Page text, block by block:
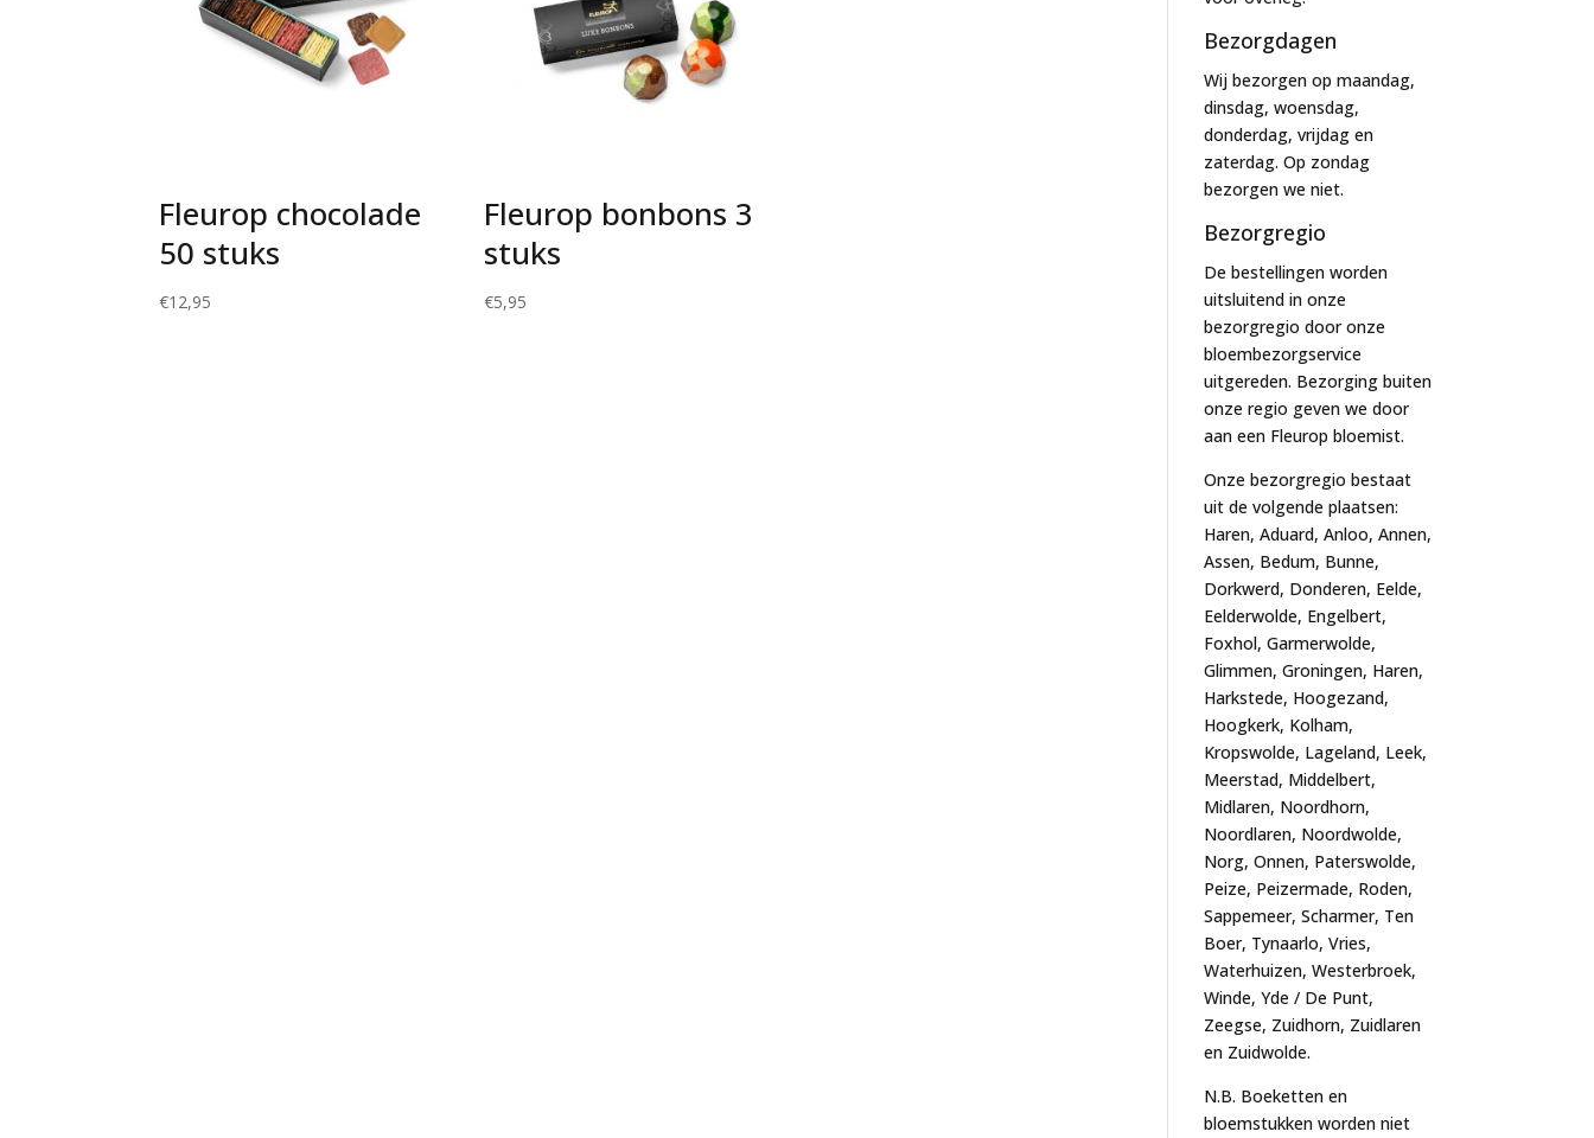
Fleurop chocolade
50 stuks
€12,95
Fleurop bonbons 3
stuks
€5,95
Bezorgdagen
Wij bezorgen op maandag,
dinsdag, woensdag,
donderdag, vrijdag en
zaterdag. Op zondag
bezorgen we niet.
Bezorgregio
De bestellingen worden
uitsluitend in onze
bezorgregio door onze
bloembezorgservice
uitgereden. Bezorging buiten
onze regio geven we door
aan een Fleurop bloemist.
Onze bezorgregio bestaat
uit de volgende plaatsen:
Haren, Aduard, Anloo, Annen,
Assen, Bedum, Bunne,
Dorkwerd, Donderen, Eelde,
Eelderwolde, Engelbert,
Foxhol, Garmerwolde,
Glimmen, Groningen, Haren,
Harkstede, Hoogezand,
Hoogkerk, Kolham,
Kropswolde, Lageland, Leek,
Meerstad, Middelbert,
Midlaren, Noordhorn,
Noordlaren, Noordwolde,
Norg, Onnen, Paterswolde,
Peize, Peizermade, Roden,
Sappemeer, Scharmer, Ten
Boer, Tynaarlo, Vries,
Waterhuizen, Westerbroek,
Winde, Yde / De Punt,
Zeegse, Zuidhorn, Zuidlaren
en Zuidwolde.
N.B. Boeketten en
bloemstukken worden niet